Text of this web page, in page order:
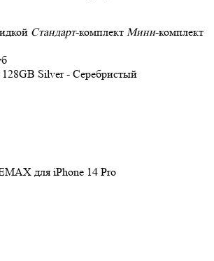
Стандарт-комплект Мини-комплект
Silver - Серебристый
для iPhone 14 Pro